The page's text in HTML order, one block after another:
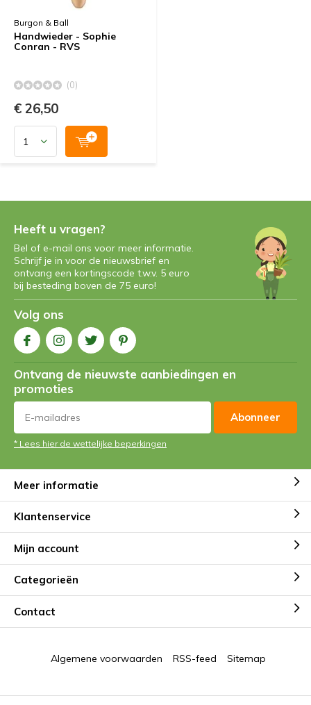
Burgon & Ball
Handwieder - Sophie
Conran - RVS
(0)
€ 26,50
Heeft u vragen?
Bel of e-mail ons voor meer informatie.
Schrijf je in voor de nieuwsbrief en
ontvang een kortingscode t.w.v. 5 euro
bij besteding boven de 75 euro!
Volg ons
Ontvang de nieuwste aanbiedingen en
promoties
Abonneer
* Lees hier de wettelijke beperkingen
Meer informatie
Klantenservice
Mijn account
Categorieën
Contact
Algemene voorwaarden RSS-feed Sitemap